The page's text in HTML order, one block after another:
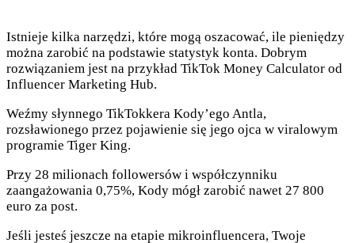
Istnieje kilka narzędzi, które mogą oszacować, ile pieniędzy
można zarobić na podstawie statystyk konta. Dobrym
rozwiązaniem jest na przykład TikTok Money Calculator od
Influencer Marketing Hub.
Weźmy słynnego TikTokkera Kody’ego Antla,
rozsławionego przez pojawienie się jego ojca w viralowym
programie Tiger King.
Przy 28 milionach followersów i współczynniku
zaangażowania 0,75%, Kody mógł zarobić nawet 27 800
euro za post.
Jeśli jesteś jeszcze na etapie mikroinfluencera, Twoje